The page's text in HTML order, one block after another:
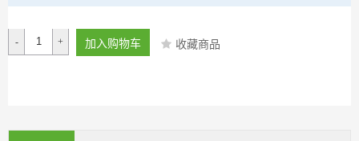
- + 加入购物车 收藏商品